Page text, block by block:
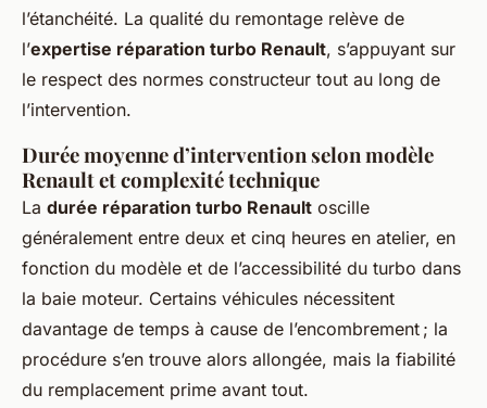
l’étanchéité. La qualité du remontage relève de
l’expertise réparation turbo Renault, s’appuyant sur
le respect des normes constructeur tout au long de
l’intervention.
Durée moyenne d’intervention selon modèle
Renault et complexité technique
La durée réparation turbo Renault oscille
généralement entre deux et cinq heures en atelier, en
fonction du modèle et de l’accessibilité du turbo dans
la baie moteur. Certains véhicules nécessitent
davantage de temps à cause de l’encombrement ; la
procédure s’en trouve alors allongée, mais la fiabilité
du remplacement prime avant tout.